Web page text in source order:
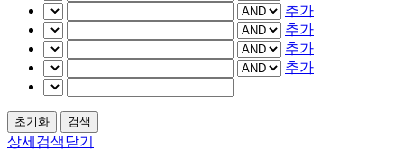
추가
추가
추가
추가
상세검색닫기